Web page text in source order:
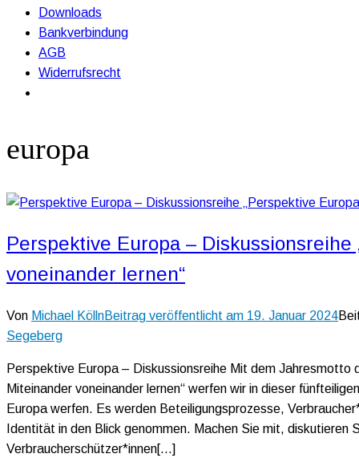
Downloads
Bankverbindung
AGB
Widerrufsrecht
europa
Perspektive Europa –
voneinander lernen“
Von Michael KöllnBeitrag veröffentlicht am 19. Januar 2024
Segeberg
Perspektive Europa – Diskussionsreihe Mit dem
Miteinander voneinander lernen“ werfen wir in dieser
Europa werfen. Es werden Beteiligungsprozesse,
Identität in den Blick genommen. Machen Sie mit,
Verbraucherschützer*innen[…]